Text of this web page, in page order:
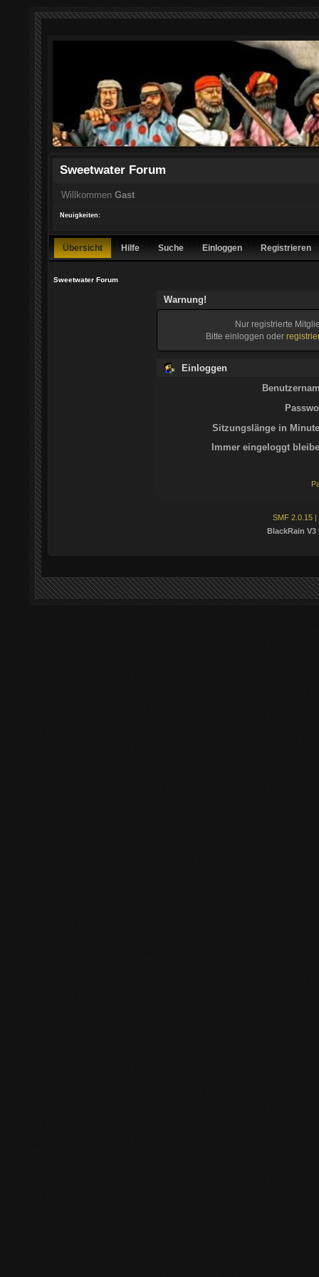
Sweetwater Forum
Willkommen Gast
Neuigkeiten:
Übersicht Hilfe Suche Einloggen Registrieren
Sweetwater Forum
Warnung!
Nur registrierte
Bitte einloggen oder
Einloggen
Sitzungslänge in
Immer eingeloggt
SMF 2.0.15 |
BlackRain V3